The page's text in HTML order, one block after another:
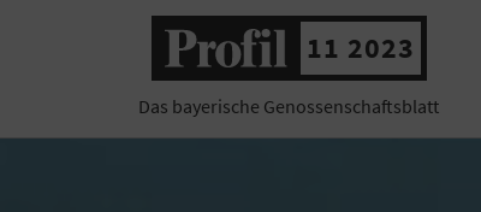
11 2023
Das bayerische Genossenschaftsblatt